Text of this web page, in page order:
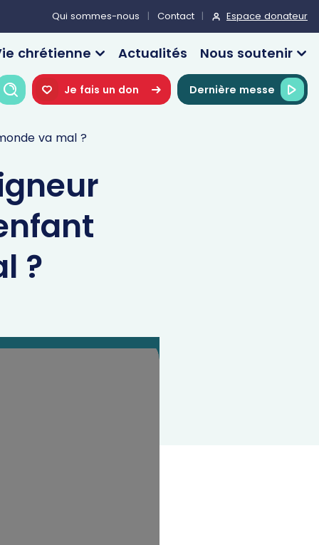
Qui sommes-nous Contact Espace donateur
chrétienne Actualités Nous soutenir
RechercheJe fais un don Dernière messe
va mal ?
?